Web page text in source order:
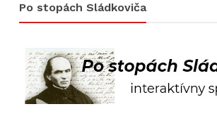
Po stopách Sládkoviča